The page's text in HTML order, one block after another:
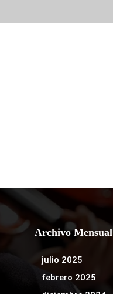
Archivo Mensual
julio 2025
febrero 2025